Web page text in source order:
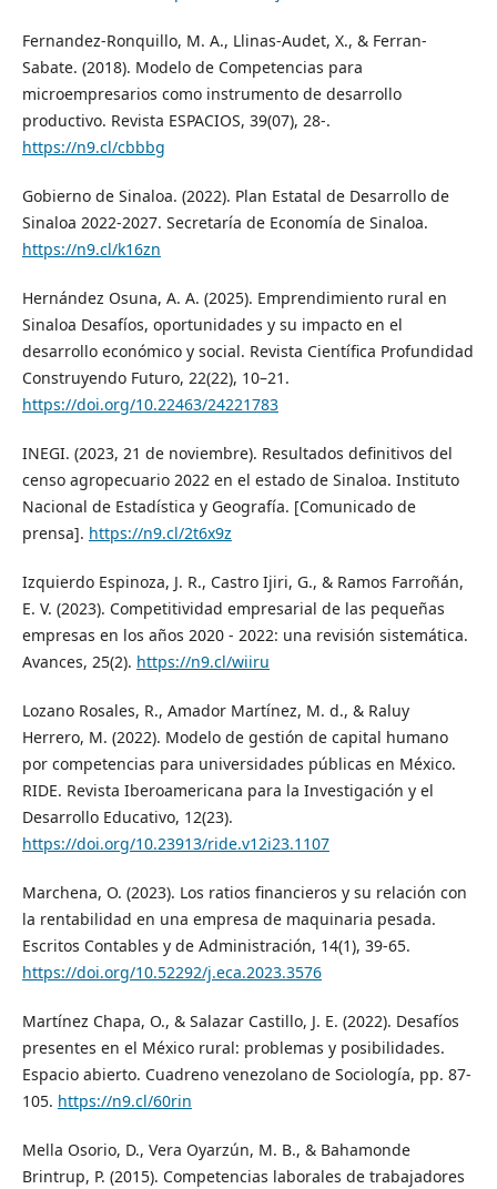
Fernandez-Ronquillo, M. A., Llinas-Audet, X., & Ferran-
Sabate. (2018). Modelo de Competencias para
microempresarios como instrumento de desarrollo
productivo. Revista ESPACIOS, 39(07), 28-.
https://n9.cl/cbbbg
Gobierno de Sinaloa. (2022). Plan Estatal de Desarrollo de
Sinaloa 2022-2027. Secretaría de Economía de Sinaloa.
https://n9.cl/k16zn
Hernández Osuna, A. A. (2025). Emprendimiento rural en
Sinaloa Desafíos, oportunidades y su impacto en el
desarrollo económico y social. Revista Científica Profundidad
Construyendo Futuro, 22(22), 10–21.
https://doi.org/10.22463/24221783
INEGI. (2023, 21 de noviembre). Resultados definitivos del
censo agropecuario 2022 en el estado de Sinaloa. Instituto
Nacional de Estadística y Geografía. [Comunicado de
prensa]. https://n9.cl/2t6x9z
Izquierdo Espinoza, J. R., Castro Ijiri, G., & Ramos Farroñán,
E. V. (2023). Competitividad empresarial de las pequeñas
empresas en los años 2020 - 2022: una revisión sistemática.
Avances, 25(2). https://n9.cl/wiiru
Lozano Rosales, R., Amador Martínez, M. d., & Raluy
Herrero, M. (2022). Modelo de gestión de capital humano
por competencias para universidades públicas en México.
RIDE. Revista Iberoamericana para la Investigación y el
Desarrollo Educativo, 12(23).
https://doi.org/10.23913/ride.v12i23.1107
Marchena, O. (2023). Los ratios financieros y su relación con
la rentabilidad en una empresa de maquinaria pesada.
Escritos Contables y de Administración, 14(1), 39-65.
https://doi.org/10.52292/j.eca.2023.3576
Martínez Chapa, O., & Salazar Castillo, J. E. (2022). Desafíos
presentes en el México rural: problemas y posibilidades.
Espacio abierto. Cuadreno venezolano de Sociología, pp. 87-
105. https://n9.cl/60rin
Mella Osorio, D., Vera Oyarzún, M. B., & Bahamonde
Brintrup, P. (2015). Competencias laborales de trabajadores